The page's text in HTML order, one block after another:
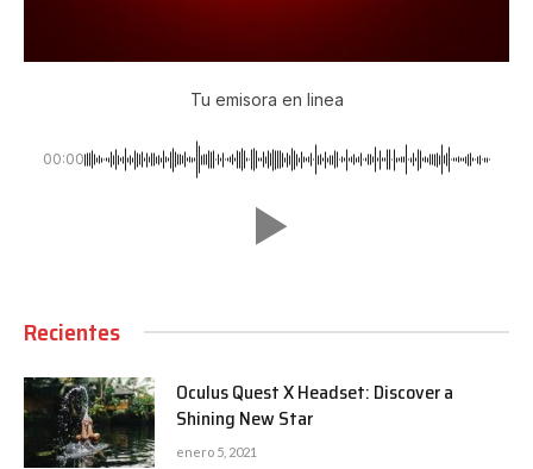
Tu emisora en linea
00:00
Recientes
Oculus Quest X Headset: Discover a
Shining New Star
enero 5, 2021